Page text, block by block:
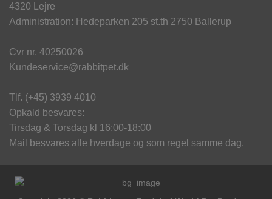
4320 Lejre
Administration: Hedeparken 205 st.th 2750 Ballerup
Cvr nr. 40250026
Kundeservice@rabbitpet.dk
Tlf. (+45) 3939 4010
Opkald besvares:
Tirsdag & Torsdag kl 16:00-18:00
Mail besvares alle hverdage og som regel samme dag.